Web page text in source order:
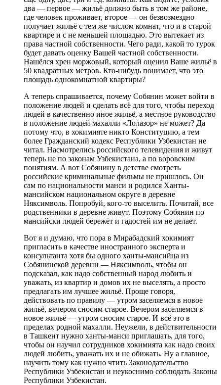
два — первое — жильё должно быть в том же районе,
где человек проживает, второе — он безвозмездно
получает жильё с тем же числом комнат, что и в старой
квартире и с не меньшей площадью. Это вытекает из
права частной собственности. Чего ради, какой то турок
будет давать оценку Вашей частной собственности.
Нашёлся хрен моржовый, который оценил Ваше жильё в
50 квадратных метров. Кто-нибудь понимает, что это
площадь однокомнатной квартиры?
А теперь спрашивается, почему Собянин может войти в
положение людей и сделать всё для того, чтобы переход
людей в качественно иное жильё, а местное руководство
в положение людей махалли «Лолазор» не может? Да
потому что, в хокимияте никто Конституцию, а тем
более Гражданский кодекс Республики Узбекистан не
читал. Насмотрелись российского телевидения и живут
теперь не по законам Узбекистана, а по воровским
понятиям. А вот Собянину в детстве смотреть
российские криминальные фильмы не пришлось. Он
сам по национальности манси и родился Ханты-
мансийском национальном округе в деревне
Няксимволь. Попробуй, кого-то выселить. Почитай, все
родственники в деревне живут. Поэтому Собянин по
мансийски людей бережёт и гадостей им не делает.
Вот я и думаю, что пора в Мирабадский хокимият
пригласить в качестве иностранного эксперта и
консультанта хотя бы одного ханты-мансийца из
Собянинской деревни — Няксимволь, чтобы он
подсказал, как надо собственный народ любить и
уважать, из квартир и домов их не выселять, а просто
предлагать им лучшее жильё. Проще говоря,
действовать по правилу — утром заселяемся в новое
жильё, вечером сносим старое. Вечером заселяемся в
новое жильё — утром сносим старое. И всё это в
пределах родной махалли. Неужели, в действительности
в Ташкент нужно ханты-манси приглашать, для того,
чтобы он научил сотрудников хокимията как надо своих
людей любить, уважать их и не обижать. Ну а главное,
научить тому как нужно чтить Законодательство
Республики Узбекистан и неукоснимо соблюдать Законы
Республики Узбекистан.